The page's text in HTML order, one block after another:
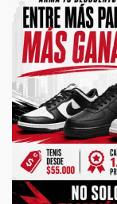
-42%